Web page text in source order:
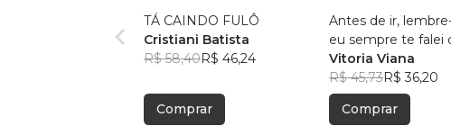
TÁ CAINDO FULÔ
Cristiani Batista
R$ 58,40R$ 46,24
Comprar
Antes de ir,
eu sempre te falei
amor
Vitoria Viana
R$ 45,73R$ 36,20
Comprar